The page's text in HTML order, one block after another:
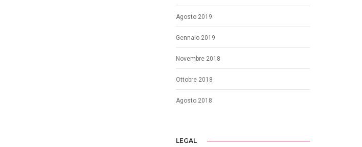
Agosto 2019
Gennaio 2019
Novembre 2018
Ottobre 2018
Agosto 2018
LEGAL